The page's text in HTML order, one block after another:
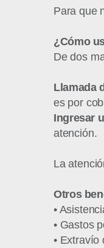
Para que
¿Cómo
De dos
Llamada
es por
Ingresar
atención.
La
Otros
•
• Gastos
• Extravío